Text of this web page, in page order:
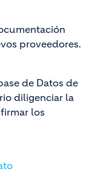
proveedores.
de Datos de
diligenciar la
los